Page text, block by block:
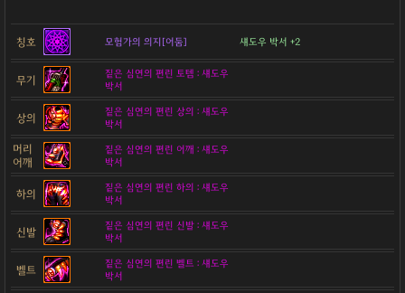
칭호 모험가의 의지[어둠] 섀도우 박서 +2
무기
짙은 심연의 편린 토템 : 섀도우
박서
상의
짙은 심연의 편린 상의 : 섀도우
박서
머리
어깨
짙은 심연의 편린 어깨 : 섀도우
박서
하의
짙은 심연의 편린 하의 : 섀도우
박서
신발
짙은 심연의 편린 신발 : 섀도우
박서
벨트
짙은 심연의 편린 벨트 : 섀도우
박서